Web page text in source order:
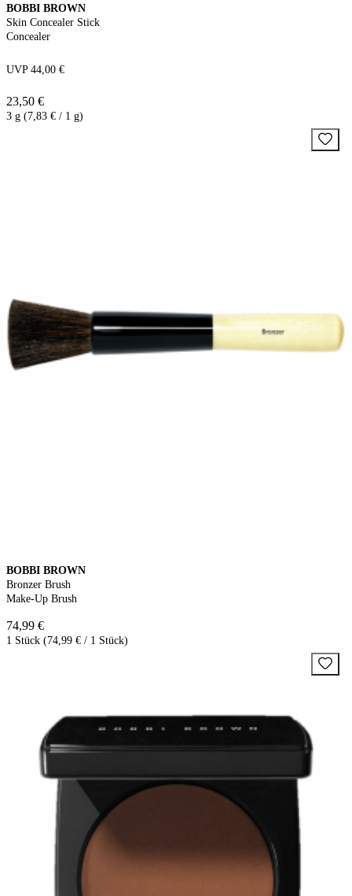
BOBBI BROWN
Skin Concealer Stick
Concealer
UVP 44,00 €
23,50 €
3 g (7,83 € / 1 g)
BOBBI BROWN
Bronzer Brush
Make-Up Brush
74,99 €
1 Stück (74,99 € / 1 Stück)